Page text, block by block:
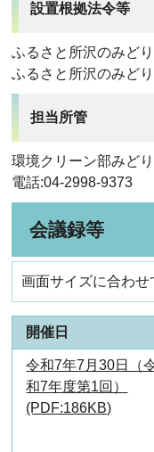
設置根拠法令等
ふるさと所沢のみど
ふるさと所沢のみど
担当所管
環境クリーン部みど
電話:04-2998-9373
会議録等
画面サイズに合わせ
開催日
令和7年7月30日（
和7年度第1回）
(PDF:186KB)